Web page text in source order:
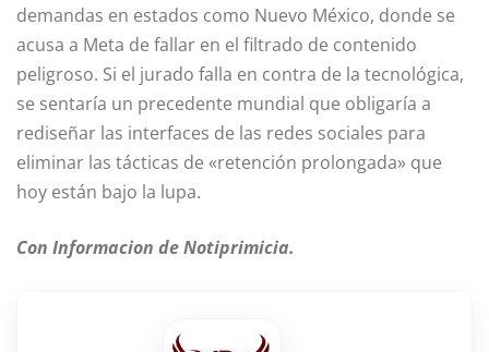
demandas en estados como Nuevo México, donde se
acusa a Meta de fallar en el filtrado de contenido
peligroso. Si el jurado falla en contra de la tecnológica,
se sentaría un precedente mundial que obligaría a
rediseñar las interfaces de las redes sociales para
eliminar las tácticas de «retención prolongada» que
hoy están bajo la lupa.
Con Informacion de Notiprimicia.